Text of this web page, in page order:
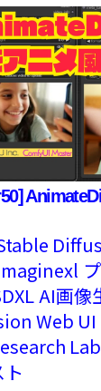
AI画像
Web UI
Lab